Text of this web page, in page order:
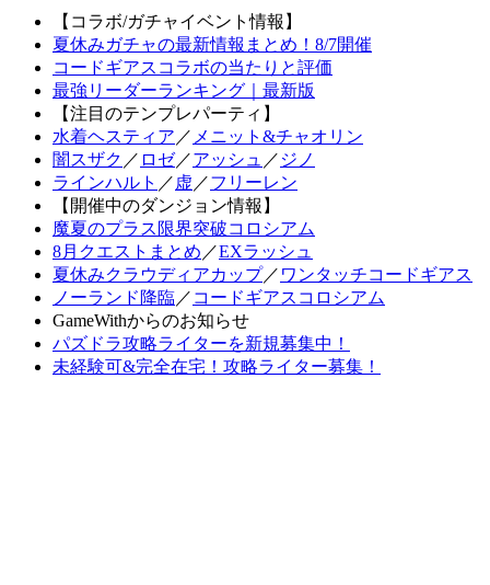
【コラボ/ガチャイベント情報】
夏休みガチャの最新情報まとめ！8/7開催
コードギアスコラボの当たりと評価
最強リーダーランキング｜最新版
【注目のテンプレパーティ】
水着ヘスティア ／ メニット&チャオリン
闇スザク ／ ロゼ／アッシュ ／ ジノ
ラインハルト ／ 虚 ／フリーレン
【開催中のダンジョン情報】
魔夏のプラス限界突破コロシアム
8月クエストまとめ ／EXラッシュ
夏休みクラウディアカップ／ ワンタッチコードギアス
ノーランド降臨／ コードギアスコロシアム
GameWithからのお知らせ
パズドラ攻略ライターを新規募集中！
未経験可&完全在宅！攻略ライター募集！